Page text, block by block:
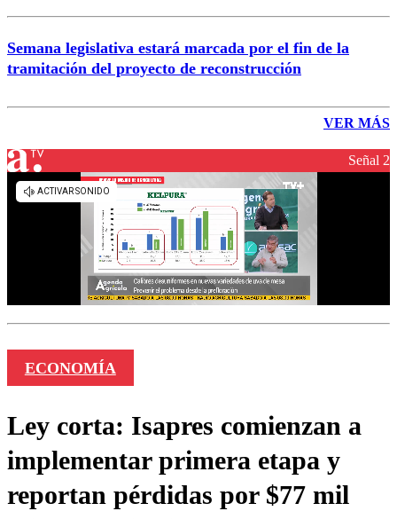
Semana legislativa estará marcada por el fin de la
tramitación del proyecto de reconstrucción
VER MÁS
Señal 2
ECONOMÍA
Ley corta: Isapres comienzan a
implementar primera etapa y
reportan pérdidas por $77 mil